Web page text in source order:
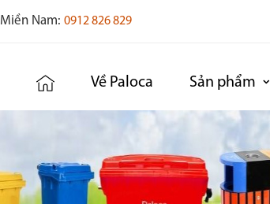
Miền Nam: 0912 826 829
Về Paloca Sản phẩm